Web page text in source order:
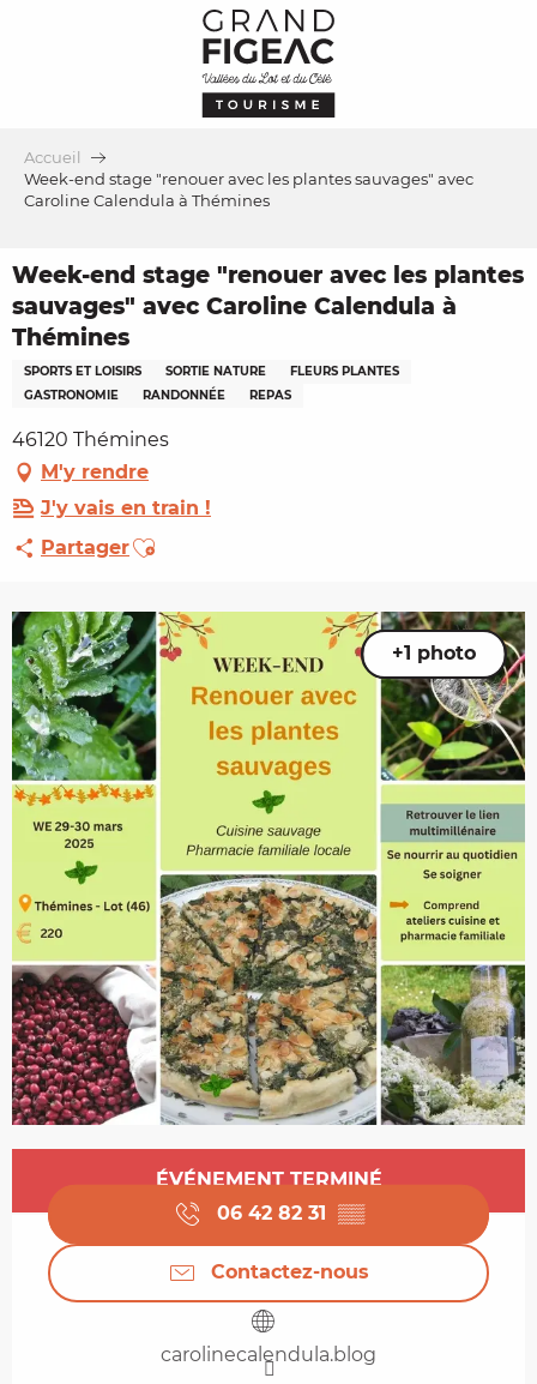
Accueil
Week-end stage "renouer avec les plantes sauvages" avec
Caroline Calendula à Thémines
Week-end stage "renouer avec les plantes
sauvages" avec Caroline Calendula à
Thémines
SPORTS ET LOISIRS SORTIE NATURE
FLEURS PLANTES
GASTRONOMIE
RANDONNÉE REPAS
46120 Thémines
M'y rendre
J'y vais en train !
PartagerAjouter aux favoris
+1 photo
Ouverture et coordonnées
ÉVÉNEMENT TERMINÉ
06 42 82 31 ▒▒
Contactez-nous
carolinecalendula.blog